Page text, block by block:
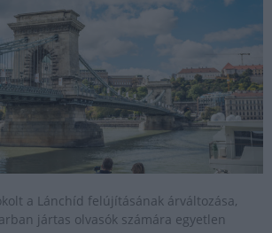
a Lánchíd felújításának árváltozása,
jártas olvasók számára egyetlen